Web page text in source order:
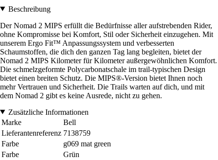
Beschreibung
Der Nomad 2 MIPS erfüllt die Bedürfnisse aller aufstrebenden Rider,
ohne Kompromisse bei Komfort, Stil oder Sicherheit einzugehen. Mit
unserem Ergo Fit™ Anpassungssystem und verbesserten
Schaumstoffen, die dich den ganzen Tag lang begleiten, bietet der
Nomad 2 MIPS Kilometer für Kilometer außergewöhnlichen Komfort.
Die schmelzgeformte Polycarbonatschale im trail-typischen Design
bietet einen breiten Schutz. Die MIPS®-Version bietet Ihnen noch
mehr Vertrauen und Sicherheit. Die Trails warten auf dich, und mit
dem Nomad 2 gibt es keine Ausrede, nicht zu gehen.
Zusätzliche Informationen
Marke
Bell
Lieferantenreferenz 7138759
Farbe
g069 mat green
Farbe
Grün